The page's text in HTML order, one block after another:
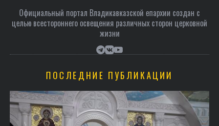
Официальный портал Владикавказской епархии создан c
целью всестороннего освещения различных сторон церковной
жизни
ПОСЛЕДНИЕ ПУБЛИКАЦИИ